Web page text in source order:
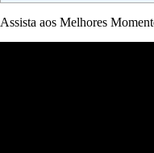
Assista aos Melhores